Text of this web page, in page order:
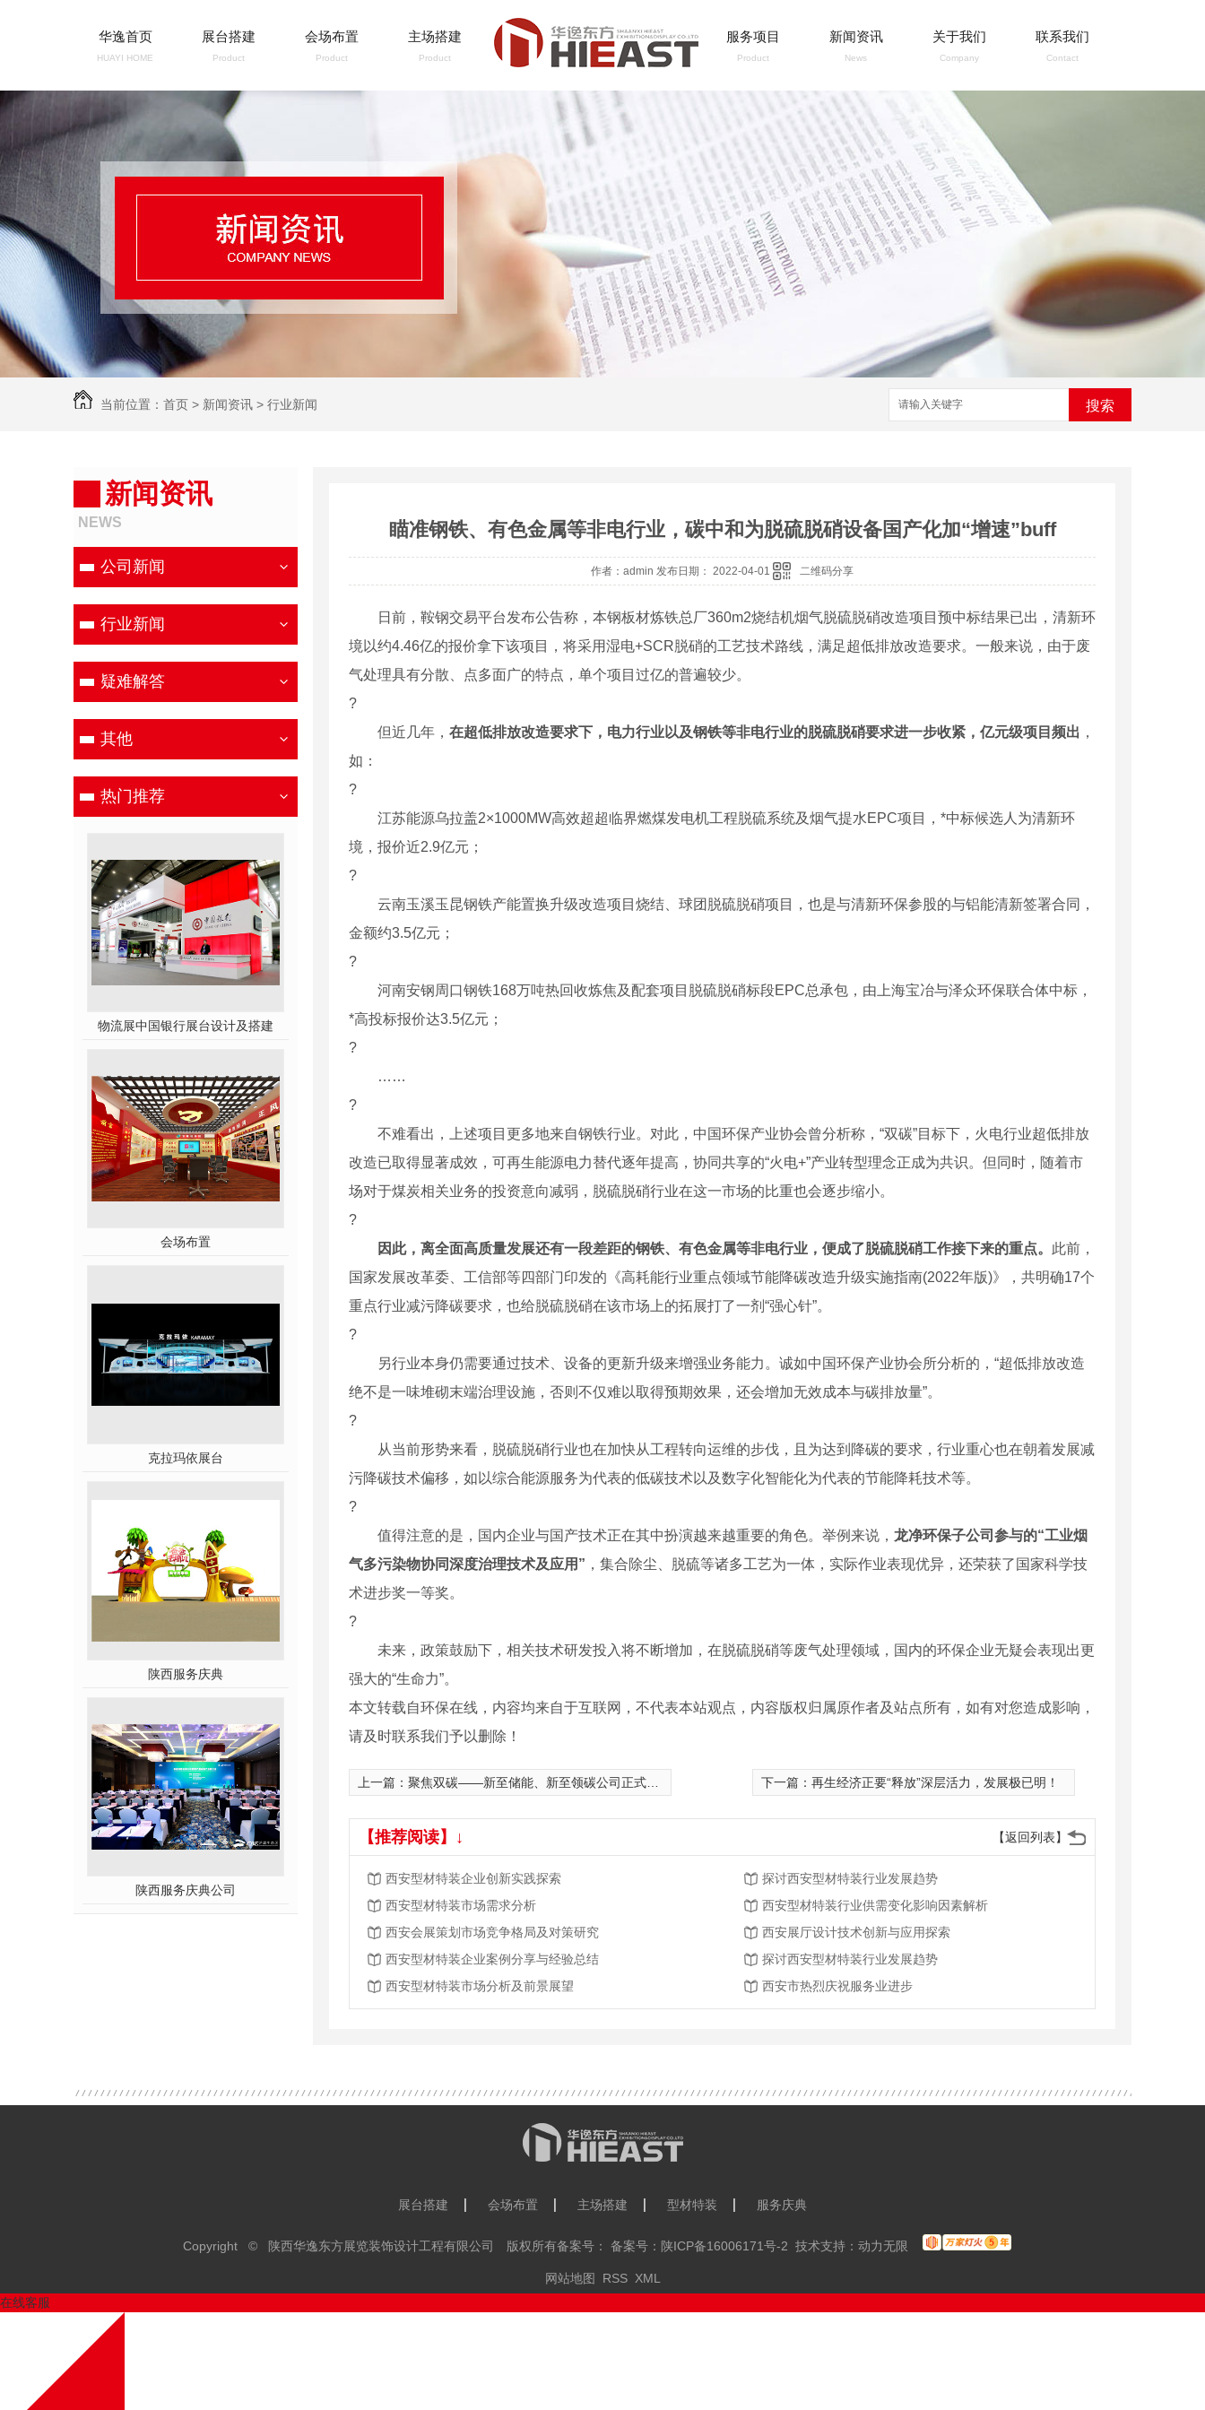
华逸首页
HUAYI HOME
展台搭建
Product
会场布置
Product
主场搭建
Product
服务项目
Product
新闻资讯
News
关于我们
Company
联系我们
Contact
当前位置： 首页 > 新闻资讯 > 行业新闻 搜索
新闻资讯
NEWS
公司新闻
行业新闻
疑难解答
其他
热门推荐
物流展中国银行展台设计及搭建
会场布置
克拉玛依展台
陕西服务庆典
陕西服务庆典公司
瞄准钢铁、有色金属等非电行业，碳中和为脱硫脱硝设备国产化加“增速”buff
作者：admin 发布日期： 2022-04-01 二维码分享
日前，鞍钢交易平台发布公告称，本钢板材炼铁总厂360m2烧结机烟气脱硫脱硝改造项目预中标结果已出，清新环
境以约4.46亿的报价拿下该项目，将采用湿电+SCR脱硝的工艺技术路线，满足超低排放改造要求。一般来说，由于废
气处理具有分散、点多面广的特点，单个项目过亿的普遍较少。
?
但近几年， 在超低排放改造要求下，电力行业以及钢铁等非电行业的脱硫脱硝要求进一步收紧，亿元级项目频出 ，
如：
?
江苏能源乌拉盖2×1000MW高效超超临界燃煤发电机工程脱硫系统及烟气提水EPC项目，*中标候选人为清新环
境，报价近2.9亿元；
?
云南玉溪玉昆钢铁产能置换升级改造项目烧结、球团脱硫脱硝项目，也是与清新环保参股的与铝能清新签署合同，
金额约3.5亿元；
?
河南安钢周口钢铁168万吨热回收炼焦及配套项目脱硫脱硝标段EPC总承包，由上海宝冶与泽众环保联合体中标，
*高投标报价达3.5亿元；
?
……
?
不难看出，上述项目更多地来自钢铁行业。对此，中国环保产业协会曾分析称，“双碳”目标下，火电行业超低排放
改造已取得显著成效，可再生能源电力替代逐年提高，协同共享的“火电+”产业转型理念正成为共识。但同时，随着市
场对于煤炭相关业务的投资意向减弱，脱硫脱硝行业在这一市场的比重也会逐步缩小。
?
因此，离全面高质量发展还有一段差距的钢铁、有色金属等非电行业，便成了脱硫脱硝工作接下来的重点。 此前，
国家发展改革委、工信部等四部门印发的《高耗能行业重点领域节能降碳改造升级实施指南(2022年版)》，共明确17个
重点行业减污降碳要求，也给脱硫脱硝在该市场上的拓展打了一剂“强心针”。
?
另行业本身仍需要通过技术、设备的更新升级来增强业务能力。诚如中国环保产业协会所分析的，“超低排放改造
绝不是一味堆砌末端治理设施，否则不仅难以取得预期效果，还会增加无效成本与碳排放量”。
?
从当前形势来看，脱硫脱硝行业也在加快从工程转向运维的步伐，且为达到降碳的要求，行业重心也在朝着发展减
污降碳技术偏移，如以综合能源服务为代表的低碳技术以及数字化智能化为代表的节能降耗技术等。
?
值得注意的是，国内企业与国产技术正在其中扮演越来越重要的角色。举例来说， 龙净环保子公司参与的“工业烟
气多污染物协同深度治理技术及应用” ，集合除尘、脱硫等诸多工艺为一体，实际作业表现优异，还荣获了国家科学技
术进步奖一等奖。
?
未来，政策鼓励下，相关技术研发投入将不断增加，在脱硫脱硝等废气处理领域，国内的环保企业无疑会表现出更
强大的“生命力”。
本文转载自环保在线，内容均来自于互联网，不代表本站观点，内容版权归属原作者及站点所有，如有对您造成影响，
请及时联系我们予以删除！
上一篇： 聚焦双碳——新至储能、新至领碳公司正式设立 下一篇： 再生经济正要“释放”深层活力，发展极已明！
【返回列表】
【推荐阅读】↓
西安型材特装企业创新实践探索
探讨西安型材特装行业发展趋势
西安型材特装市场需求分析
西安型材特装行业供需变化影响因素解析
西安会展策划市场竞争格局及对策研究
西安展厅设计技术创新与应用探索
西安型材特装企业案例分享与经验总结
探讨西安型材特装行业发展趋势
西安型材特装市场分析及前景展望
西安市热烈庆祝服务业进步
展台搭建 会场布置 主场搭建 型材特装 服务庆典
Copyright © 陕西华逸东方展览装饰设计工程有限公司 版权所有备案号： 备案号： 陕ICP备16006171号-2 技术支持： 动力无限
网站地图 RSS XML
在线客服